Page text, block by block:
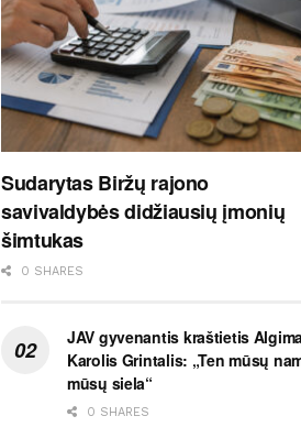
Sudarytas Biržų rajono
savivaldybės didžiausių įmonių
šimtukas
0 SHARES
JAV gyvenantis kraštietis
Karolis Grintalis: „Ten mūsų
mūsų siela“
0 SHARES